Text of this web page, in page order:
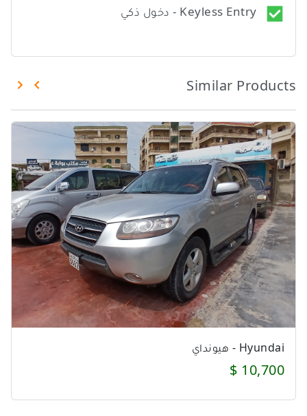
Keyless Entry - دخول ذكي
Similar Products
Hyundai - هيونداي
10,700 $